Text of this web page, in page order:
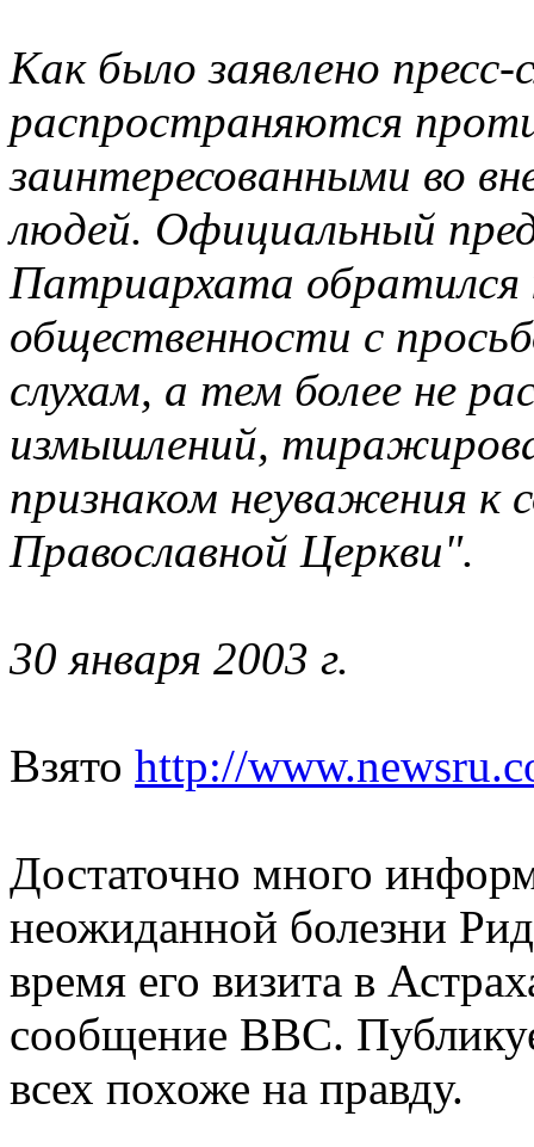
Как было заявлено
распространяются
заинтересованными во
людей. Официальный
Патриархата
общественности с
слухам, а тем более не
измышлений,
признаком неуважения к
Православной Церкви".
30 января 2003 г.
Взято http://
Достаточно много
неожиданной болезни
время его визита в
сообщение BBC.
всех похоже на правду.